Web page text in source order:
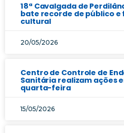
18ª Cavalgada de
bate recorde de público
cultural
20/05/2026
Centro de Controle de
Sanitária realizam ações
quarta-feira
15/05/2026